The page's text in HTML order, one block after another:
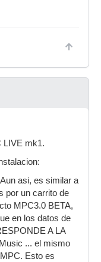
LIVE mk1.
asi, es similar a
por un carrito de
MPC3.0 BETA,
en los datos de
A LA
... el mismo
Esto es